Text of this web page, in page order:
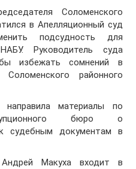
Соломенского
в Апелляционный суд
подсудность для
Руководитель суда
избежать сомнений в
Соломенского районного
направила материалы по
бюро о
судебным документам в
Макуха входит в